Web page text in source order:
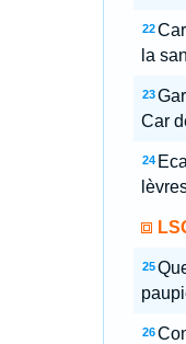
22
la
23
Car
24
25
26